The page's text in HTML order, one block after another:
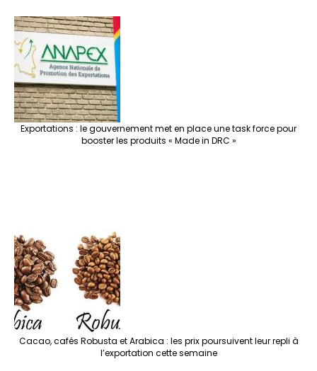
Exportations : le gouvernement met en place une task force pour
booster les produits « Made in DRC »
Cacao, cafés Robusta et Arabica : les prix poursuivent leur repli à
l’exportation cette semaine